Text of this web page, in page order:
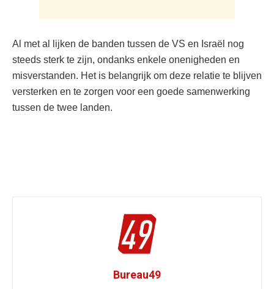
Al met al lijken de banden tussen de VS en Israël nog
steeds sterk te zijn, ondanks enkele onenigheden en
misverstanden. Het is belangrijk om deze relatie te blijven
versterken en te zorgen voor een goede samenwerking
tussen de twee landen.
Bureau49